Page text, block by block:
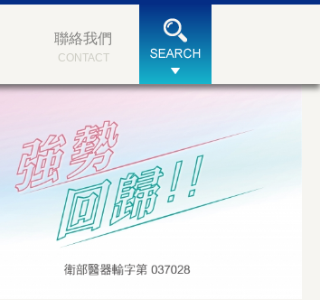
聯絡我們
CONTACT